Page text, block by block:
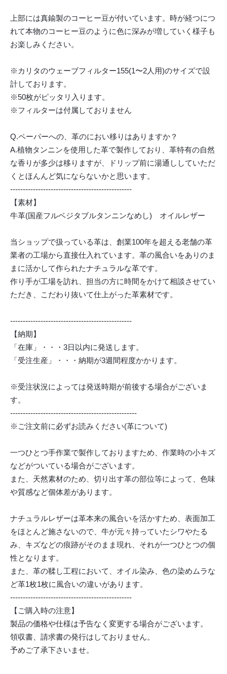
上部には真鍮製のコーヒー豆が付いています。時が経つにつ
れて本物のコーヒー豆のように色に深みが増していく様子も
お楽しみください。
※カリタのウェーブフィルター155(1〜2人用)のサイズで設
計しております。
※50枚がピッタリ入ります。
※フィルターは付属しておりません
Q.ペーパーへの、革のにおい移りはありますか？
A.植物タンニンを使用した革で製作しており、革特有の自然
な香りが多少は移りますが、ドリップ前に湯通ししていただ
くとほんんど気にならないかと思います。
------------------------------------------------
【素材】
牛革(国産フルベジタブルタンニンなめし) オイルレザー
当ショップで扱っている革は、創業100年を超える老舗の革
業者の工場から直接仕入れています。革の風合いをありのま
まに活かして作られたナチュラルな革です。
作り手が工場を訪れ、担当の方に時間をかけて相談させてい
ただき、こだわり抜いて仕上がった革素材です。
------------------------------------------------
【納期】
「在庫」・・・3日以内に発送します。
「受注生産」・・・納期が3週間程度かかります。
※受注状況によっては発送時期が前後する場合がございま
す。
--------------------------------------------------
※ご注文前に必ずお読みください(革について)
一つひとつ手作業で製作しておりますため、作業時の小キズ
などがついている場合がございます。
また、天然素材のため、切り出す革の部位等によって、色味
や質感など個体差があります。
ナチュラルレザーは革本来の風合いを活かすため、表面加工
をほとんど施さないので、牛が元々持っていたシワやたる
み、キズなどの痕跡がそのまま現れ、それが一つひとつの個
性となります。
また、革の鞣し工程において、オイル染み、色の染めムラな
ど革1枚1枚に風合いの違いがあります。
------------------------------------------------
【ご購入時の注意】
製品の価格や仕様は予告なく変更する場合がございます。
領収書、請求書の発行はしておりません。
予めご了承下さいませ。